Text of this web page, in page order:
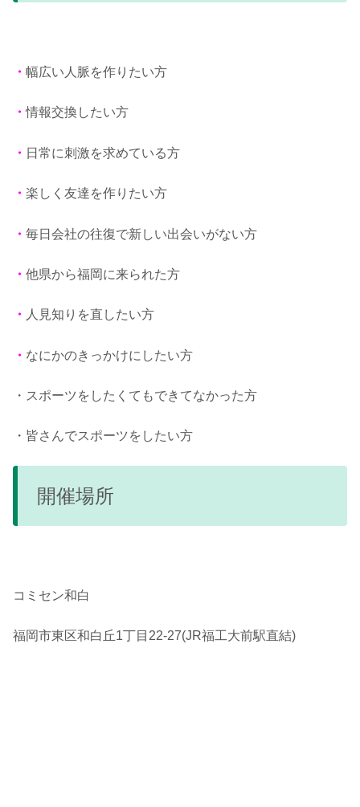
・ 幅広い人脈を作りたい方
・情報交換したい方
・ 日常に刺激を求めている方
・ 楽しく友達を作りたい方
・ 毎日会社の往復で新しい出会いがない方
・ 他県から福岡に来られた方
・ 人見知りを直したい方
・ なにかのきっかけにしたい方
・スポーツをしたくてもできてなかった方
・皆さんでスポーツをしたい方
開催場所
コミセン和白
福岡市東区和白丘1丁目22-27(JR福工大前駅直結)